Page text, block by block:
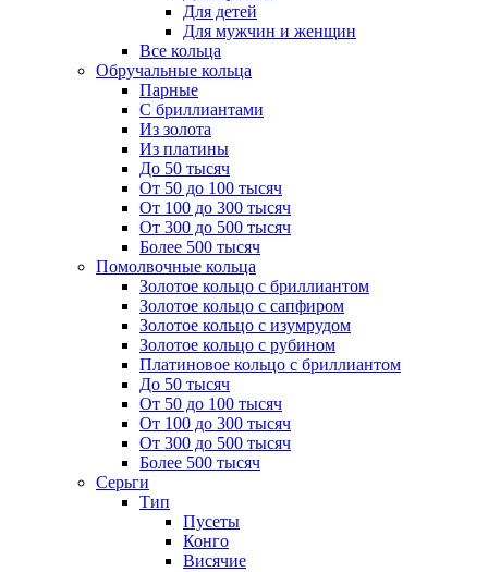
Для детей
Для мужчин и женщин
Все кольца
Обручальные кольца
Парные
С бриллиантами
Из золота
Из платины
До 50 тысяч
От 50 до 100 тысяч
От 100 до 300 тысяч
От 300 до 500 тысяч
Более 500 тысяч
Помолвочные кольца
Золотое кольцо с бриллиантом
Золотое кольцо с сапфиром
Золотое кольцо с изумрудом
Золотое кольцо с рубином
Платиновое кольцо с бриллиантом
До 50 тысяч
От 50 до 100 тысяч
От 100 до 300 тысяч
От 300 до 500 тысяч
Более 500 тысяч
Серьги
Тип
Пусеты
Конго
Висячие